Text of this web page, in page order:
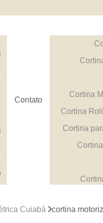
Contato
Cortina
Cortina
Cortina
Papel de
Cuiabá cortina